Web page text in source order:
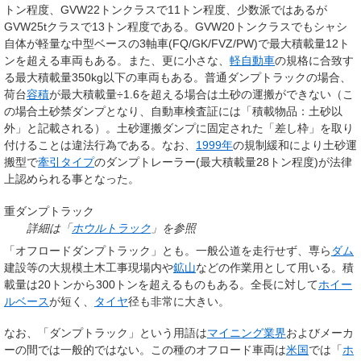
トン程度、GVW22トンクラスで11トン程度、少数派ではあるが
GVW25tクラスで13トン程度である。GVW20トンクラスでもシャシ
自体が軽量な中型ベースの3軸車(FQ/GK/FVZ/PW)で最大積載量12ト
ンを超える車両もある。また、更に小さな、 軽自動車の規格に合致す
る最大積載量350kg以下の車両もある。普通ダンプトラックの場合、
荷台容積が最大積載量÷1.6を超える場合は土砂の運搬ができない（こ
の場合土砂禁ダンプとなり、自動車検査証には「積載物品：土砂以
外」と記載される）。土砂運搬ダンプに固定された「差し枠」を取り
付けることは違法行為である。なお、 1999年の規制緩和により土砂運
搬型で牽引タイプのダンプトレーラー(最大積載量28トン程度)が法律
上認められる事となった。
重ダンプトラック
詳細は「ホウルトラック 」を参照
「オフロードダンプトラック」とも。一般公道を走行せず、専ら ダム
建設等の大規模土木工事現場内や鉱山などの作業用として用いる。積
載量は20トンから300トンを超えるものもある。全長に対してホイー
ルベースが短く、 タイヤ径も非常に大きい。
なお、「ダンプトラック」という用語はマイニング業界およびメーカ
ーの間では一般的ではない。この種のオフロード車両は米国では「ホ